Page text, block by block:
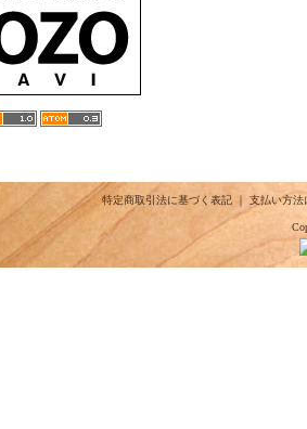
特定商取引法に基づく表記｜ 支払い方法